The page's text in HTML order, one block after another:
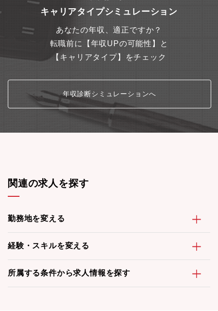
キャリアタイプシミュレーション
あなたの年収、適正ですか？
転職前に【年収UPの可能性】と
【キャリアタイプ】をチェック
年収診断シミュレーションへ
関連の求人を探す
勤務地を変える
経験・スキルを変える
所属する条件から求人情報を探す